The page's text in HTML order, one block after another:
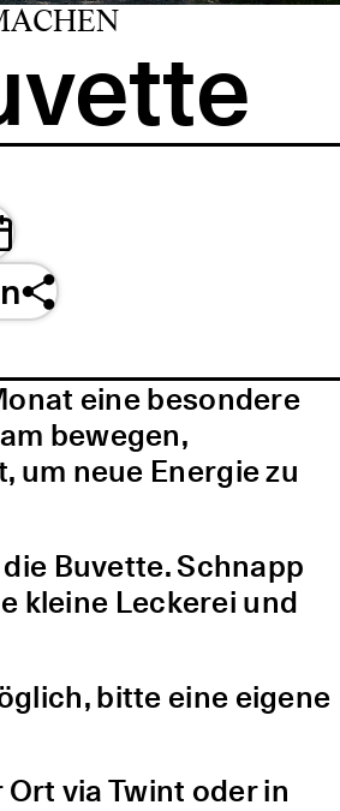
eine besondere
bewegen,
neue Energie zu
Buvette. Schnapp
kleine Leckerei und
bitte eine eigene
via Twint oder in